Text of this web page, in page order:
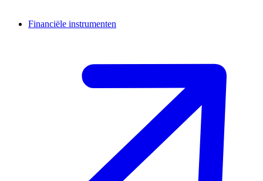
Financiële instrumenten